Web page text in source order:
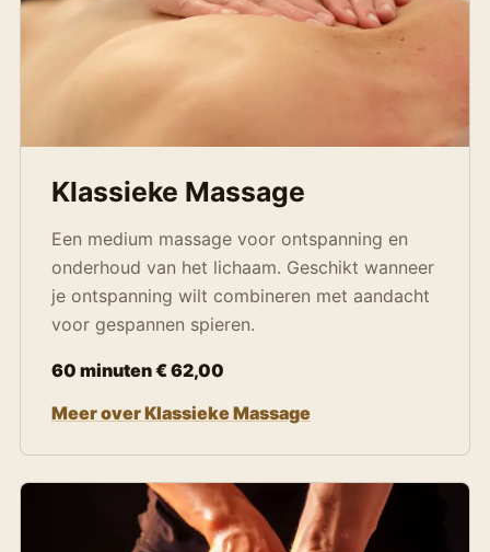
Klassieke Massage
Een medium massage voor ontspanning en
onderhoud van het lichaam. Geschikt wanneer
je ontspanning wilt combineren met aandacht
voor gespannen spieren.
60 minuten € 62,00
Meer over Klassieke Massage